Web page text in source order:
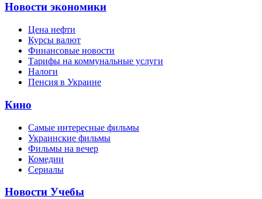
Новости экономики
Цена нефти
Курсы валют
Финансовые новости
Тарифы на коммунальные услуги
Налоги
Пенсия в Украине
Кино
Самые интересные фильмы
Украинские фильмы
Фильмы на вечер
Комедии
Сериалы
Новости Учебы